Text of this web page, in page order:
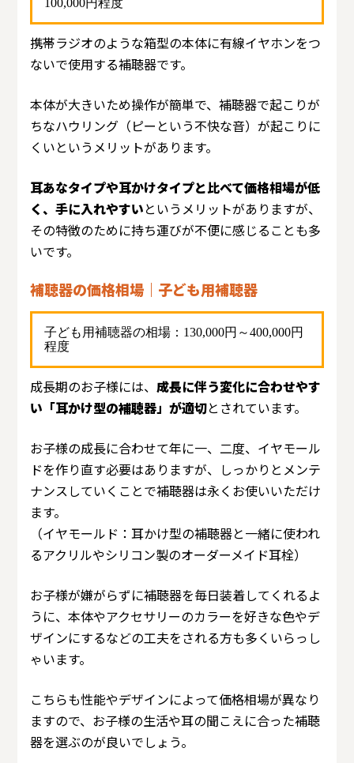
100,000円程度
携帯ラジオのような箱型の本体に有線イヤホンをつ
ないで使用する補聴器です。
本体が大きいため操作が簡単で、補聴器で起こりが
ちなハウリング（ピーという不快な音）が起こりに
くいというメリットがあります。
耳あなタイプや耳かけタイプと比べて価格相場が低
く、手に入れやすいというメリットがありますが、
その特徴のために持ち運びが不便に感じることも多
いです。
補聴器の価格相場｜子ども用補聴器
子ども用補聴器の相場：130,000円～400,000円
程度
成長期のお子様には、成長に伴う変化に合わせやす
い「耳かけ型の補聴器」が適切とされています。
お子様の成長に合わせて年に一、二度、イヤモール
ドを作り直す必要はありますが、しっかりとメンテ
ナンスしていくことで補聴器は永くお使いいただけ
ます。
（イヤモールド：耳かけ型の補聴器と一緒に使われ
るアクリルやシリコン製のオーダーメイド耳栓）
お子様が嫌がらずに補聴器を毎日装着してくれるよ
うに、本体やアクセサリーのカラーを好きな色やデ
ザインにするなどの工夫をされる方も多くいらっし
ゃいます。
こちらも性能やデザインによって価格相場が異なり
ますので、お子様の生活や耳の聞こえに合った補聴
器を選ぶのが良いでしょう。